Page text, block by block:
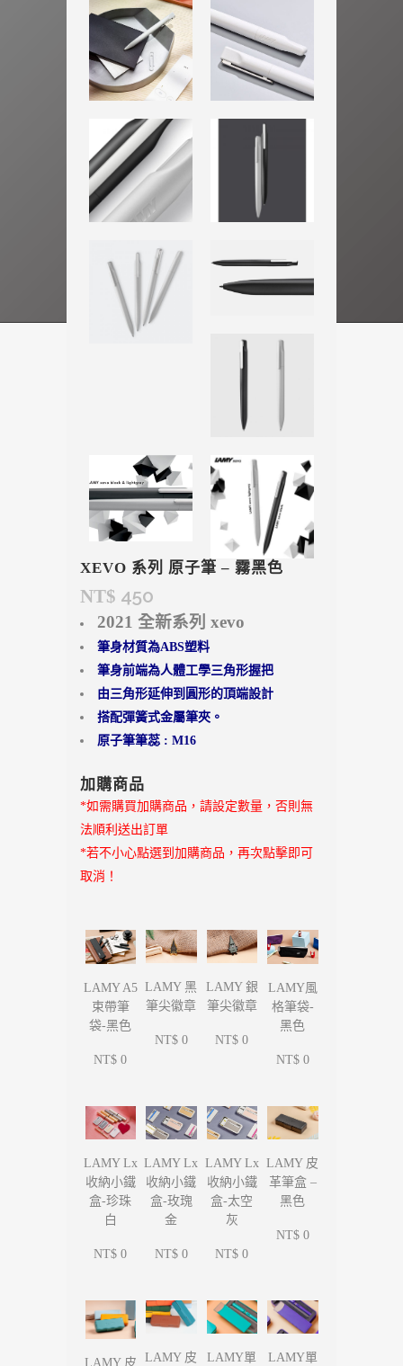
XEVO 系列 原子筆 – 霧黑色
NT$ 450
2021 全新系列 xevo
筆身材質為ABS塑料
筆身前端為人體工學三角形握把
由三角形延伸到圓形的頂端設計
搭配彈簧式金屬筆夾。
原子筆筆蕊 : M16
加購商品
*如需購買加購商品，請設定數量，否則無
法順利送出訂單
*若不小心點選到加購商品，再次點擊即可
取消！
LAMY A5
束帶筆
袋-黑色
NT$ 0
LAMY 黑
筆尖徽章
NT$ 0
LAMY 銀
筆尖徽章
NT$ 0
LAMY風
格筆袋-
黑色
NT$ 0
LAMY Lx
收納小鐵
盒-珍珠
白
NT$ 0
LAMY Lx
收納小鐵
盒-玫瑰
金
NT$ 0
LAMY Lx
收納小鐵
盒-太空
灰
NT$ 0
LAMY 皮
革筆盒 –
黑色
NT$ 0
LAMY 皮 LAMY 皮 LAMY單 LAMY單